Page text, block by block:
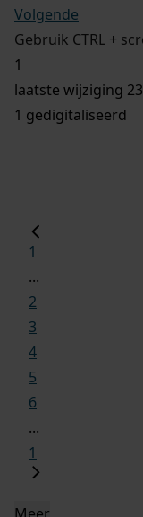
Volgende
Gebruik CTRL +
laatste wijziging
1 gedigitaliseerd
1
...
2
3
4
5
6
...
1
Meer